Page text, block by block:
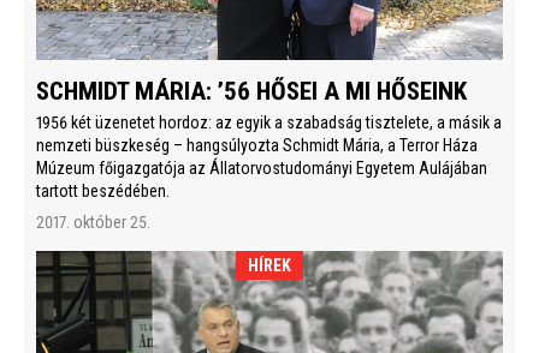
SCHMIDT MÁRIA: ’56 HŐSEI A MI HŐSEINK
1956 két üzenetet hordoz: az egyik a szabadság tisztelete, a másik a
nemzeti büszkeség – hangsúlyozta Schmidt Mária, a Terror Háza
Múzeum főigazgatója az Állatorvostudományi Egyetem Aulájában
tartott beszédében.
2017. október 25.
HÍREK